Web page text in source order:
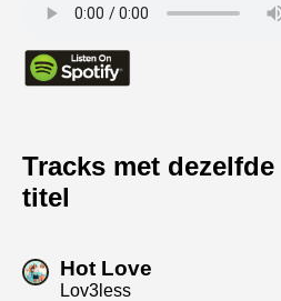
Tracks met dezelfde
titel
Hot Love
Lov3less